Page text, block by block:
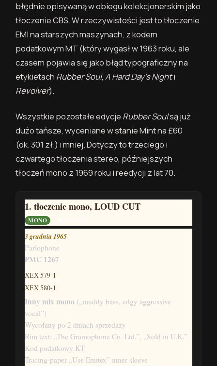
błędnie opisywaną w obiegu kolekcjonerskim jako
tłoczenie CBS. W rzeczywistości jest to tłoczenie
EMI na starszych maszynach, z kodem
podatkowym MT (który wygasł w 1963 roku, ale
czasem pojawia się jako błąd typograficzny na
etykietach Rubber Soul, A Hard Day’s Nighti
Revolver).
Wszystkie pozostałe edycje Rubber Soulsą już
dużo tańsze, wyceniane w stanie Mint na £60
(ok. 301 zł.) i mniej. Dotyczy to trzeciego i
czwartego tłoczenia stereo, późniejszych
tłoczeń mono z 1969 roku i reedycji z lat 70.
1. tłoczenie mono, LOUD CUT
MONO
3 grudnia 1965
Parlophone
PMC 1267
XEX 579-1
XEX 580-1
Inny mix mono („muddy bass, edgy aggressive
vocal”)
Wycofany po 2 dniach sprzedaży
Rim text: „The Gramophone Co. Ltd.”, „Sold in U.K.”
Kod podatkowy KT
Tracing-paper „Use Emitex” inner sleeve